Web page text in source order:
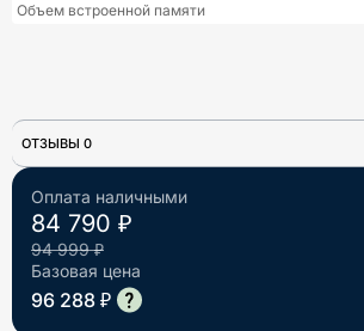
Оплата наличными
84 790 ₽
94 999 ₽
Базовая цена
96 288 ₽
Объем встроенной памяти
ОТЗЫВЫ 0